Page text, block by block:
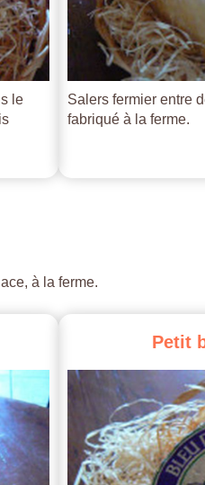
le
Salers fermier entre
fabriqué à la ferme.
à la ferme.
Petit